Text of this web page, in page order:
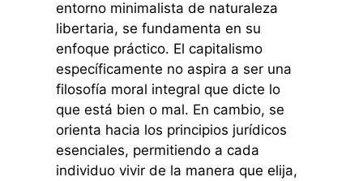
entorno minimalista de naturaleza
libertaria, se fundamenta en su
enfoque práctico. El capitalismo
específicamente no aspira a ser una
filosofía moral integral que dicte lo
que está bien o mal. En cambio, se
orienta hacia los principios jurídicos
esenciales, permitiendo a cada
individuo vivir de la manera que elija,